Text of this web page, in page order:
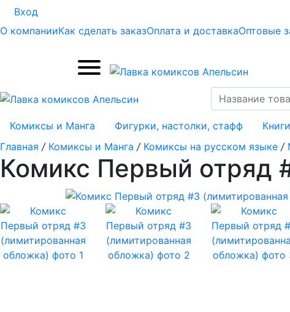
Вход
О компанииКак сделать заказОплата и доставкаОптовые
Комиксы и Манга
Фигурки, настолки, стафф
Главная / Комиксы и Манга / Комиксы на русском языке /
Комикс Первый отряд